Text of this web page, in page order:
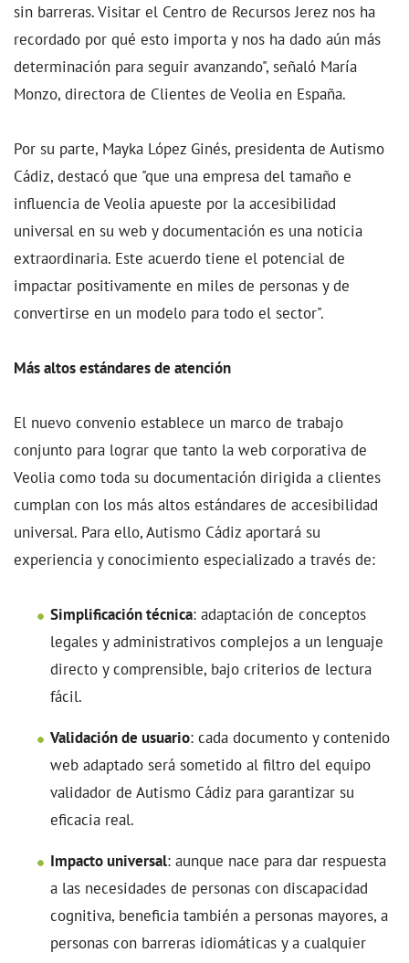
sin barreras. Visitar el Centro de Recursos Jerez nos ha
recordado por qué esto importa y nos ha dado aún más
determinación para seguir avanzando", señaló María
Monzo, directora de Clientes de Veolia en España.
Por su parte, Mayka López Ginés, presidenta de Autismo
Cádiz, destacó que "que una empresa del tamaño e
influencia de Veolia apueste por la accesibilidad
universal en su web y documentación es una noticia
extraordinaria. Este acuerdo tiene el potencial de
impactar positivamente en miles de personas y de
convertirse en un modelo para todo el sector".
Más altos estándares de atención
El nuevo convenio establece un marco de trabajo
conjunto para lograr que tanto la web corporativa de
Veolia como toda su documentación dirigida a clientes
cumplan con los más altos estándares de accesibilidad
universal. Para ello, Autismo Cádiz aportará su
experiencia y conocimiento especializado a través de:
Simplificación técnica: adaptación de conceptos
legales y administrativos complejos a un lenguaje
directo y comprensible, bajo criterios de lectura
fácil.
Validación de usuario: cada documento y contenido
web adaptado será sometido al filtro del equipo
validador de Autismo Cádiz para garantizar su
eficacia real.
Impacto universal: aunque nace para dar respuesta
a las necesidades de personas con discapacidad
cognitiva, beneficia también a personas mayores, a
personas con barreras idiomáticas y a cualquier